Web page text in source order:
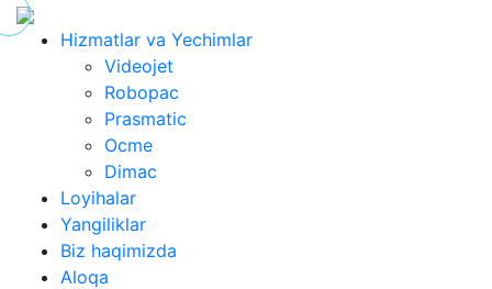
Hizmatlar va Yechimlar
Videojet
Robopac
Prasmatic
Ocme
Dimac
Loyihalar
Yangiliklar
Biz haqimizda
Aloqa